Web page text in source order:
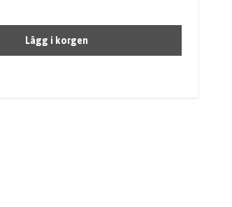
Lägg i korgen